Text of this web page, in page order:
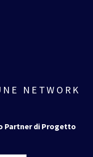
NETWORK
Partner di Progetto